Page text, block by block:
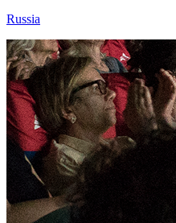
Russia